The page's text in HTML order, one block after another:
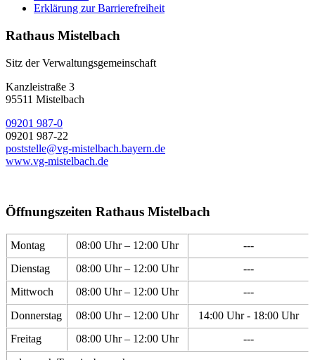
Erklärung zur Barrierefreiheit
Rathaus Mistelbach
Sitz der Verwaltungsgemeinschaft
Kanzleistraße 3
95511 Mistelbach
09201 987-0
09201 987-22
poststelle@vg-mistelbach.bayern.de
www.vg-mistelbach.de
Öffnungszeiten Rathaus Mistelbach
Montag 08:00 Uhr – 12:00 Uhr
---
Dienstag
08:00 Uhr – 12:00 Uhr
---
Mittwoch
08:00 Uhr – 12:00 Uhr
---
Donnerstag
08:00 Uhr – 12:00 Uhr
14:00 Uhr - 18:00 Uhr
Freitag
08:00 Uhr – 12:00 Uhr
---